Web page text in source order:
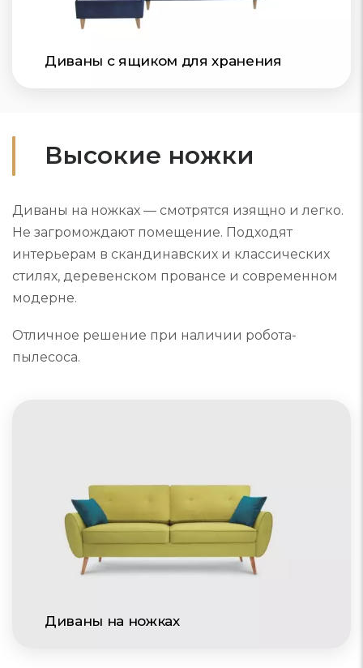
Диваны с ящиком для хранения
Диваны на ножках
Высокие ножки
Диваны на ножках — смотрятся изящно и легко.
Не загромождают помещение. Подходят
интерьерам в скандинавских и классических
стилях, деревенском провансе и современном
модерне.
Отличное решение при наличии робота-
пылесоса.